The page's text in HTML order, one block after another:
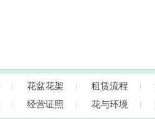
花盆花架 租赁流程
经营证照 花与环境